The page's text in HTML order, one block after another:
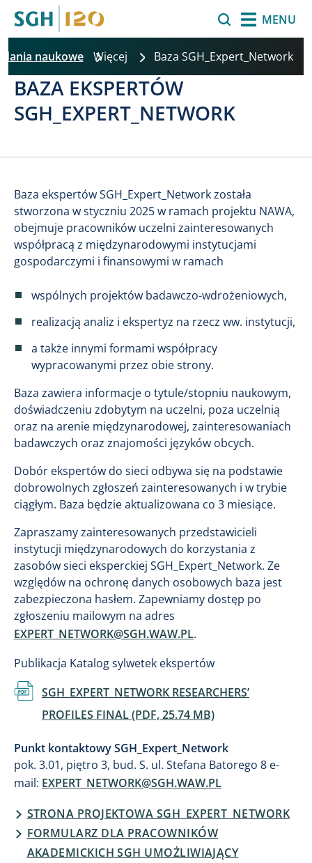
MENU
naukowe Więcej Baza SGH_Expert_Network
BAZA EKSPERTÓW
SGH_EXPERT_NETWORK
Baza ekspertów SGH_Expert_Network została
stworzona w styczniu 2025 w ramach projektu NAWA,
obejmuje pracowników uczelni zainteresowanych
współpracą z międzynarodowymi instytucjami
gospodarczymi i finansowymi w ramach
wspólnych projektów badawczo-wdrożeniowych,
realizacją analiz i ekspertyz na rzecz ww. instytucji,
a także innymi formami współpracy
wypracowanymi przez obie strony.
Baza zawiera informacje o tytule/stopniu naukowym,
doświadczeniu zdobytym na uczelni, poza uczelnią
oraz na arenie międzynarodowej, zainteresowaniach
badawczych oraz znajomości języków obcych.
Dobór ekspertów do sieci odbywa się na podstawie
dobrowolnych zgłoszeń zainteresowanych i w trybie
ciągłym. Baza będzie aktualizowana co 3 miesiące.
Zapraszamy zainteresowanych przedstawicieli
instytucji międzynarodowych do korzystania z
zasobów sieci eksperckiej SGH_Expert_Network. Ze
względów na ochronę danych osobowych baza jest
zabezpieczona hasłem. Zapewniamy dostęp po
zgłoszeniu mailowym na adres
EXPERT_NETWORK@SGH.WAW.PL.
Publikacja Katalog sylwetek ekspertów
DokumentSGH_EXPERT_NETWORK RESEARCHERS’
PROFILES FINAL (PDF, 25.74 MB)
Punkt kontaktowy SGH_Expert_Network
pok. 3.01, piętro 3, bud. S. ul. Stefana Batorego 8 e-
mail: EXPERT_NETWORK@SGH.WAW.PL
STRONA PROJEKTOWA SGH_EXPERT_NETWORK
FORMULARZ DLA PRACOWNIKÓW
AKADEMICKICH SGH UMOŻLIWIAJĄCY